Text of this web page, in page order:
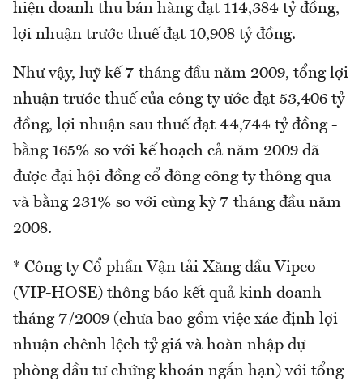
hiện doanh thu bán hàng đạt 114,384 tỷ đồng,
lợi nhuận trước thuế đạt 10,908 tỷ đồng.
Như vậy, luỹ kế 7 tháng đầu năm 2009, tổng lợi
nhuận trước thuế của công ty ước đạt 53,406 tỷ
đồng, lợi nhuận sau thuế đạt 44,744 tỷ đồng -
bằng 165% so với kế hoạch cả năm 2009 đã
được đại hội đồng cổ đông công ty thông qua
và bằng 231% so với cùng kỳ 7 tháng đầu năm
2008.
* Công ty Cổ phần Vận tải Xăng dầu Vipco
(VIP-HOSE) thông báo kết quả kinh doanh
tháng 7/2009 (chưa bao gồm việc xác định lợi
nhuận chênh lệch tỷ giá và hoàn nhập dự
phòng đầu tư chứng khoán ngắn hạn) với tổng